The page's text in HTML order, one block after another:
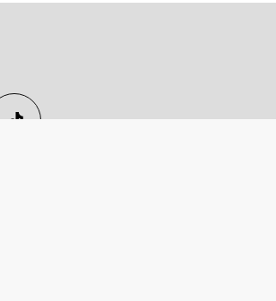
de infoprodutos ou,
digitais. Caso você não